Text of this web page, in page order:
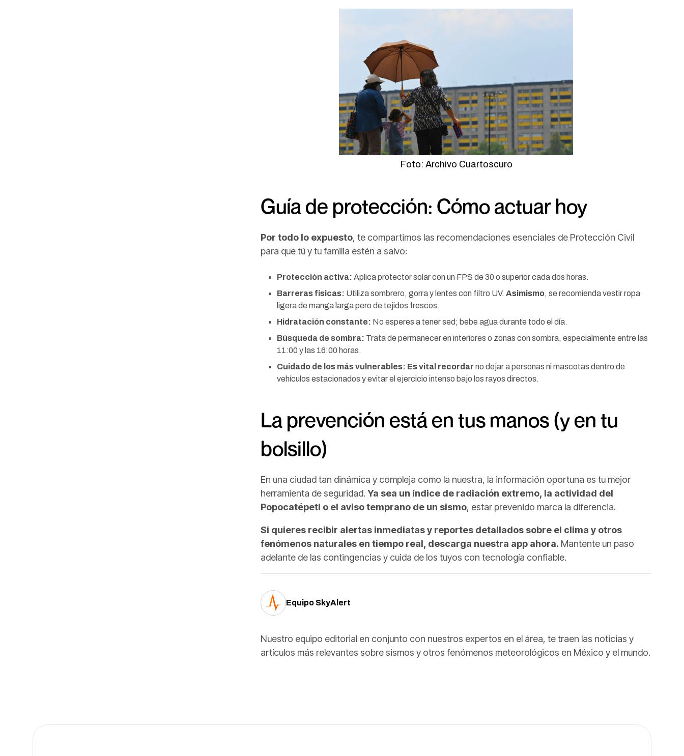
Foto: Archivo Cuartoscuro
Guía de protección: Cómo actuar hoy
Por todo lo expuesto, te compartimos las recomendaciones esenciales de Protección Civil
para que tú y tu familia estén a salvo:
Protección activa: Aplica protector solar con un FPS de 30 o superior cada dos horas.
Barreras físicas: Utiliza sombrero, gorra y lentes con filtro UV. Asimismo, se recomienda vestir ropa
ligera de manga larga pero de tejidos frescos.
Hidratación constante: No esperes a tener sed; bebe agua durante todo el día.
Búsqueda de sombra: Trata de permanecer en interiores o zonas con sombra, especialmente entre las
11:00 y las 16:00 horas.
Cuidado de los más vulnerables: Es vital recordar no dejar a personas ni mascotas dentro de
vehículos estacionados y evitar el ejercicio intenso bajo los rayos directos.
La prevención está en tus manos (y en tu
bolsillo)
En una ciudad tan dinámica y compleja como la nuestra, la información oportuna es tu mejor
herramienta de seguridad. Ya sea un índice de radiación extremo, la actividad del
Popocatépetl o el aviso temprano de un sismo, estar prevenido marca la diferencia.
Si quieres recibir alertas inmediatas y reportes detallados sobre el clima y otros
fenómenos naturales en tiempo real, descarga nuestra app ahora. Mantente un paso
adelante de las contingencias y cuida de los tuyos con tecnología confiable.
Equipo SkyAlert
Nuestro equipo editorial en conjunto con nuestros expertos en el área, te traen las noticias y
artículos más relevantes sobre sismos y otros fenómenos meteorológicos en México y el mundo.